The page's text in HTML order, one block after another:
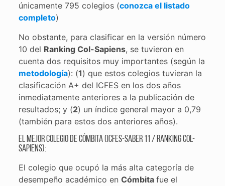
únicamente 795 colegios (conozca el listado
completo)
No obstante, para clasificar en la versión número
10 del Ranking Col-Sapiens, se tuvieron en
cuenta dos requisitos muy importantes (según la
metodología): (1) que estos colegios tuvieran la
clasificación A+ del ICFES en los dos años
inmediatamente anteriores a la publicación de
resultados; y (2) un índice general mayor a 0,79
(también para estos dos anteriores años).
El mejor colegio de Cómbita (ICFES-Saber 11 / Ranking Col-
Sapiens):
El colegio que ocupó la más alta categoría de
desempeño académico en Cómbita fue el